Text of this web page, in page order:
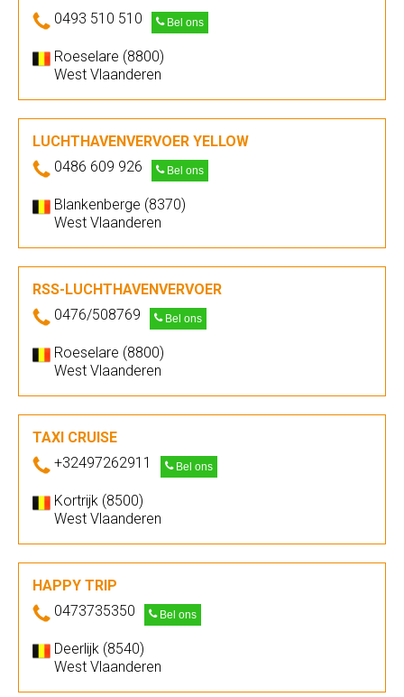
0493 510 510
Bel ons
Roeselare (8800)
West Vlaanderen
LUCHTHAVENVERVOER YELLOW
0486 609 926
Bel ons
Blankenberge (8370)
West Vlaanderen
RSS-LUCHTHAVENVERVOER
0476/508769
Bel ons
Roeselare (8800)
West Vlaanderen
TAXI CRUISE
+32497262911
Bel ons
Kortrijk (8500)
West Vlaanderen
HAPPY TRIP
0473735350
Bel ons
Deerlijk (8540)
West Vlaanderen